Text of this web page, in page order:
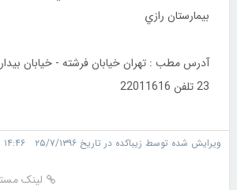
بيمارستان رازي
آدرس مطب : تهران خيابان فرشته - خيابان
23 تلفن 22011616
ویرایش شده توسط زیباکده در تاریخ ۲۵/۷/۱۳۹۶ ۱۴:۴۶
لینک